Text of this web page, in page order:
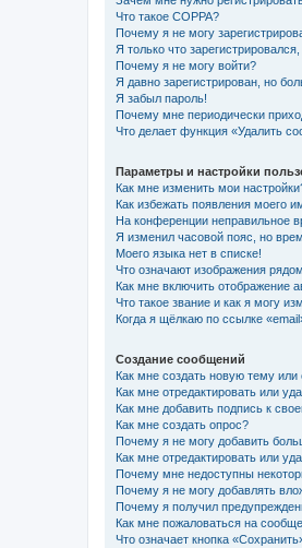
Что такое COPPA?
Почему я не могу
Я только что
Почему я не могу войти?
Я давно зарегистрирован, но
Я забыл пароль!
Почему мне периодически
Что делает функция «Удалить
Параметры и настройки
Как мне изменить мои
Как избежать появления моего
На конференции неправильное
Я изменил часовой пояс, но
Моего языка нет в списке!
Что означают изображения
Как мне включить отображение
Что такое звание и как я могу
Когда я щёлкаю по ссылке
Создание сообщений
Как мне создать новую тему
Как мне отредактировать или
Как мне добавить подпись к
Как мне создать опрос?
Почему я не могу добавить
Как мне отредактировать или
Почему мне недоступны
Почему я не могу добавлять
Почему я получил
Как мне пожаловаться на
Что означает кнопка